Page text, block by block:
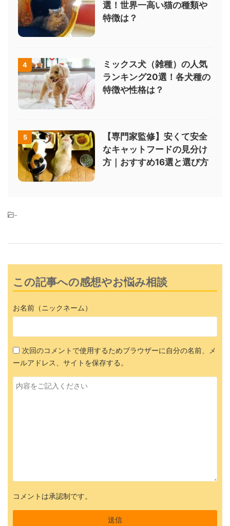
選！世界一高い猫の種類や
特徴は？
4
ミックス犬（雑種）の人気
ランキング20選！各犬種の
特徴や性格は？
5
【専門家監修】安くて安全
なキャットフードの見分け
方｜おすすめ16選と選び方
-
この記事への感想やお悩み相談
お名前（ニックネーム）
次回のコメントで使用するためブラウザーに自分の名前、メ
ールアドレス、サイトを保存する。
コメントは承認制です。